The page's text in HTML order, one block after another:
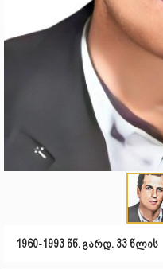
1960-1993 წწ. გარდ. 33 წლის